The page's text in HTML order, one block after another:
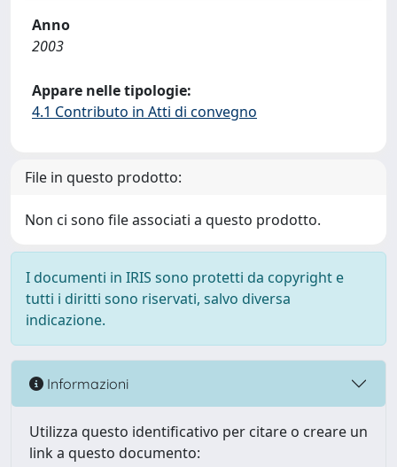
Anno
2003
Appare nelle tipologie:
4.1 Contributo in Atti di convegno
File in questo prodotto:
Non ci sono file associati a questo prodotto.
I documenti in IRIS sono protetti da copyright e
tutti i diritti sono riservati, salvo diversa
indicazione.
Informazioni
Utilizza questo identificativo per citare o creare un
link a questo documento: